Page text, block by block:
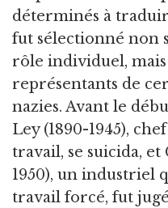
déterminés à
fut sélectionné non
rôle individuel, mais
représentants de
nazies. Avant le
Ley (1890-1945),
travail, se suicida, et
1950), un industriel
travail forcé, fut